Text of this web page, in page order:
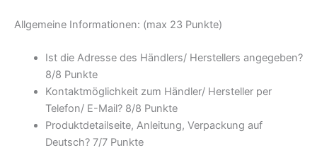
Allgemeine Informationen: (max 23 Punkte)
Ist die Adresse des Händlers/ Herstellers angegeben?
8/8 Punkte
Kontaktmöglichkeit zum Händler/ Hersteller per
Telefon/ E-Mail? 8/8 Punkte
Produktdetailseite, Anleitung, Verpackung auf
Deutsch? 7/7 Punkte